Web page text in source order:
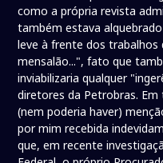
como a própria revista
também estava
leve à frente dos trabalhos
mensalão...", fato que
inviabilizaria qualquer
diretores da Petrobras.
(nem poderia haver)
por mim recebida
que, em recente